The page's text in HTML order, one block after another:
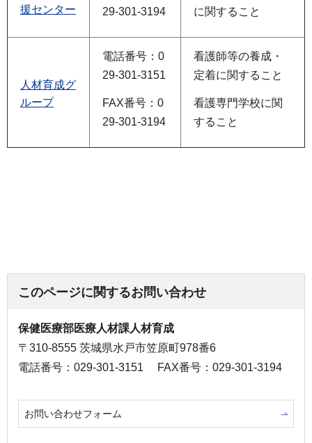
援センター
29-301-3194
に関すること
人材育成グ
ループ
電話番号：0
29-301-3151
FAX番号：0
29-301-3194
看護師等の養成・
定着に関すること
看護専門学校に関
すること
このページに関するお問い合わせ
保健医療部医療人材課人材育成
〒310-8555 茨城県水戸市笠原町978番6
電話番号：029-301-3151
FAX番号：029-301-3194
お問い合わせフォーム